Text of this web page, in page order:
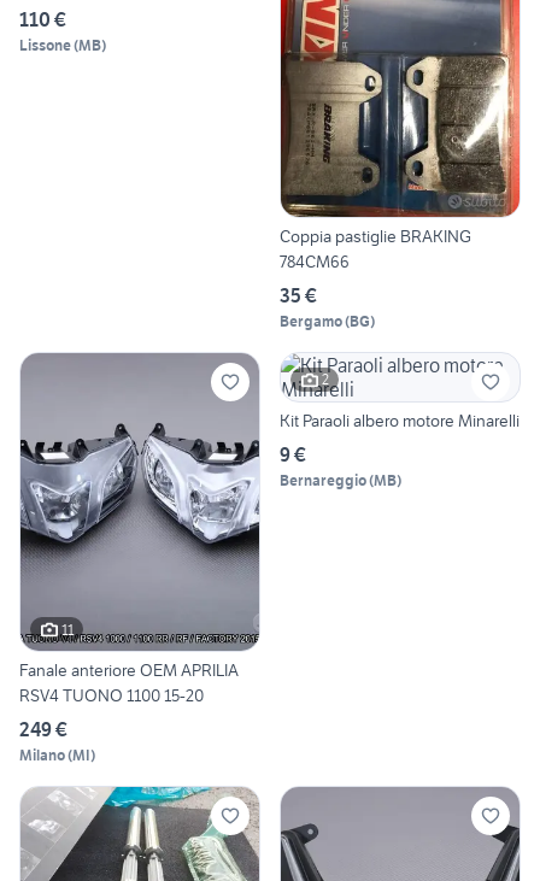
110 €
Lissone(MB)
Coppia pastiglie BRAKING
784CM66
35 €
Bergamo(BG)
11
Fanale anteriore OEM APRILIA
RSV4 TUONO 1100 15-20
249 €
Milano(MI)
2
Kit Paraoli albero motore Minarelli
9 €
Bernareggio(MB)